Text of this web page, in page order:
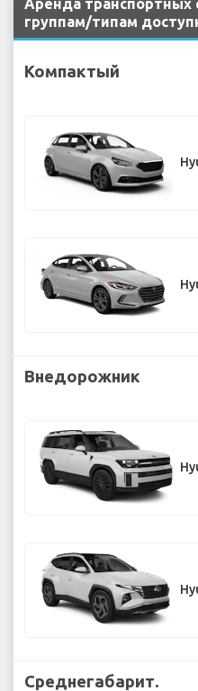
Аренда транспортных
группам/типам
Компактый
Внедорожник
Среднегабарит.